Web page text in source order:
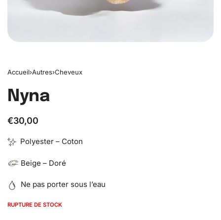
Accueil›Autres›Cheveux
Nyna
€30,00
Polyester – Coton
Beige – Doré
Ne pas porter sous l’eau
RUPTURE DE STOCK